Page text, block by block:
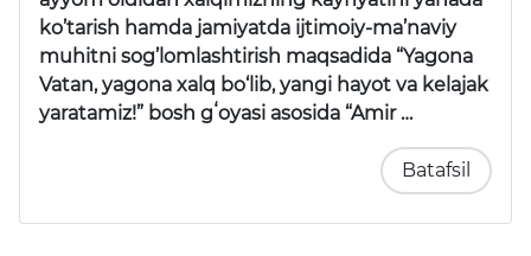
ko’tarish hamda jamiyatda ijtimoiy-ma’naviy
muhitni sog’lomlashtirish maqsadida “Yagona
Vatan, yagona xalq bo‘lib, yangi hayot va kelajak
yaratamiz!” bosh gʻoyasi asosida “Amir …
Batafsil